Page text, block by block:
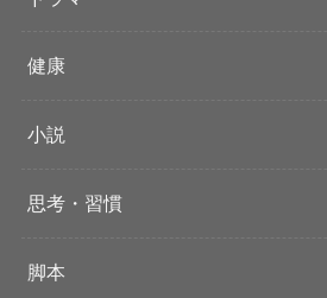
健康
小説
思考・習慣
脚本